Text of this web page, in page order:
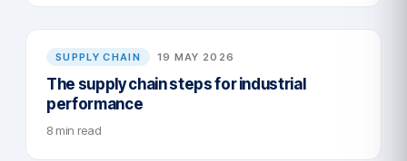
SUPPLY CHAIN 19 MAY 2026
The supply chain steps for industrial
performance
8 min read